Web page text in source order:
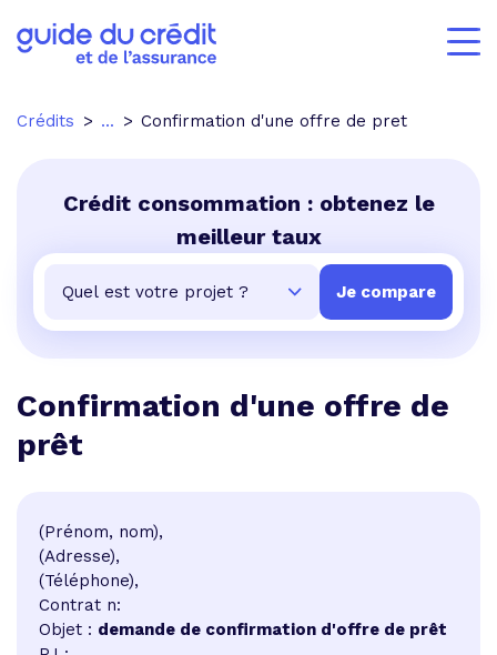
Crédits ... Confirmation d'une offre de pret
Crédit consommation : obtenez le
meilleur taux
Confirmation d'une offre de
prêt
(Prénom, nom),
(Adresse),
(Téléphone),
Contrat n:
Objet : demande de confirmation d'offre de prêt